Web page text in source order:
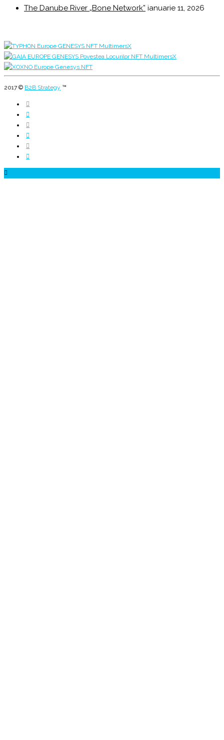
The Danube River „Bone Network” ianuarie 11, 2026
2017 © B2B Strategy ™